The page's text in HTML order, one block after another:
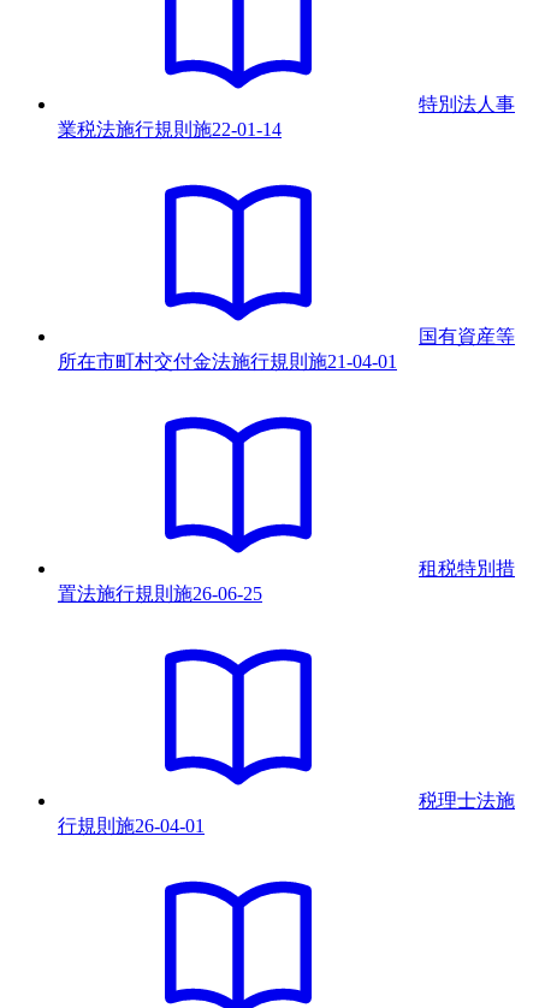
特別法人事
業税法施行規則 施22-01-14
国有資産等
所在市町村交付金法施行規則 施21-04-01
租税特別措
置法施行規則 施26-06-25
税理士法施
行規則 施26-04-01